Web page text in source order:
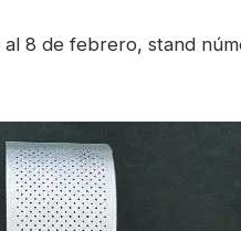
8 de febrero, stand